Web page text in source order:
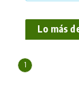
Lo más
1